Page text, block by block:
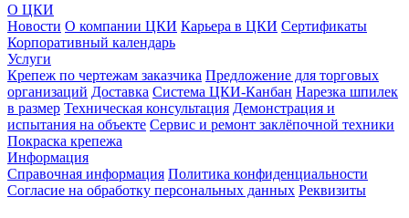
О ЦКИ
Новости О компании ЦКИ Карьера в ЦКИ Сертификаты
Корпоративный календарь
Услуги
Крепеж по чертежам заказчика Предложение для торговых
организаций Доставка Система ЦКИ-Канбан Нарезка шпилек
в размер Техническая консультация Демонстрация и
испытания на объекте Сервис и ремонт заклёпочной техники
Покраска крепежа
Информация
Справочная информация Политика конфиденциальности
Согласие на обработку персональных данных Реквизиты